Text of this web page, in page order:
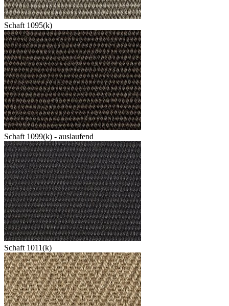
Schaft 1095(k)
Schaft 1099(k) - auslaufend
Schaft 1011(k)